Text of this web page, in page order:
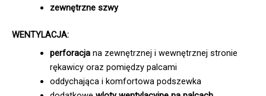
zewnętrzne szwy
WENTYLACJA:
perforacjana zewnętrznej i wewnętrznej stronie
rękawicy oraz pomiędzy palcami
oddychająca i komfortowa podszewka